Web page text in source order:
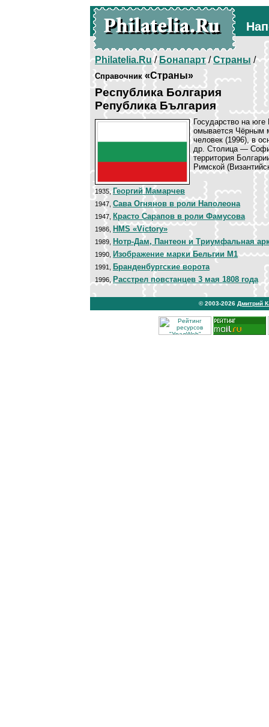
Philatelia.Ru/Бонапарт/Страны /
Справочник«Страны»
Республика Болгария
Република България
Государство на
омывается Чёрным
человек (1996), в
др. Столица —
территория
Римской
1935,Георгий Мамарчев
1947, Сава Огнянов в роли Наполеона
1947, Красто Сарапов в роли Фамусова
1986, HMS «Victory»
1989, Нотр-Дам, Пантеон и Триумфальная
1990, Изображение марки Бельгии М1
1991, Бранденбургские ворота
1996, Расстрел повстанцев 3 мая 1808 года
© 2003-2026 Дмитрий